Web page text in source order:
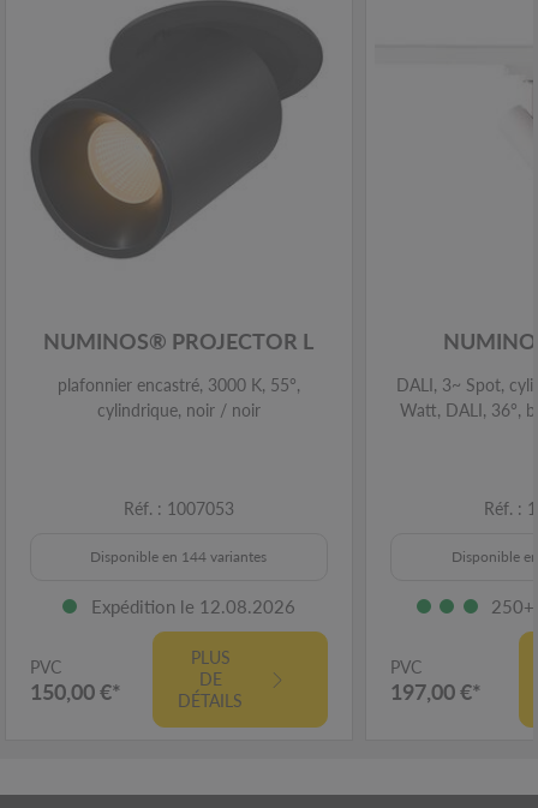
NUMINOS® PROJECTOR L
plafonnier encastré, 3000 K, 55°,
cylindrique, noir / noir
Réf. : 1007053
Disponible en 144 variantes
Expédition le 12.08.2026
PVC
150,00 €*
PLUS
DE
DÉTAILS
DALI, 3~ Spot,
Watt, DALI, 36°,
Réf. :
Disponible
250+
PVC
197,00 €*